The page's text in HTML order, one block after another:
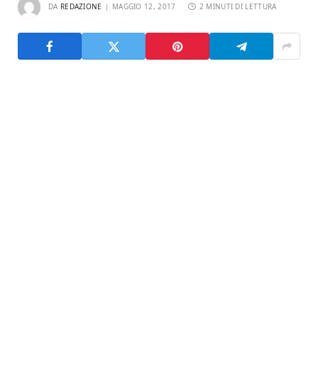
DA REDAZIONE MAGGIO 12, 2017 2 MINUTI DI LETTURA